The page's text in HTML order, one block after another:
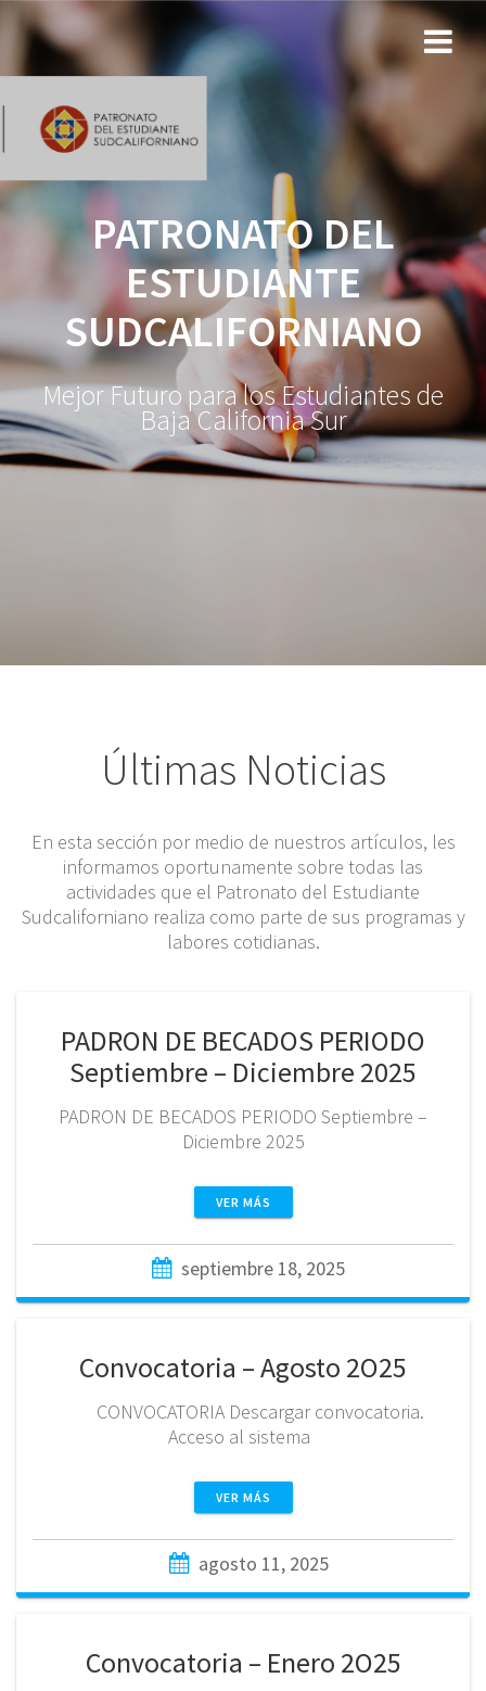
PATRONATO DEL
ESTUDIANTE
SUDCALIFORNIANO
Mejor Futuro para los Estudiantes de
Baja California Sur
Últimas Noticias
En esta sección por medio de nuestros artículos, les
informamos oportunamente sobre todas las
actividades que el Patronato del Estudiante
Sudcaliforniano realiza como parte de sus programas y
labores cotidianas.
PADRON DE BECADOS PERIODO
Septiembre – Diciembre 2025
PADRON DE BECADOS PERIODO Septiembre –
Diciembre 2025
VER MÁS
septiembre 18, 2025
Convocatoria – Agosto 2O25
CONVOCATORIA Descargar convocatoria.
Acceso al sistema
VER MÁS
agosto 11, 2025
Convocatoria – Enero 2O25